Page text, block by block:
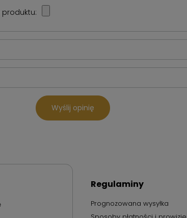
produktu:
Wyślij opinię
Regulaminy
Prognozowana wysyłka